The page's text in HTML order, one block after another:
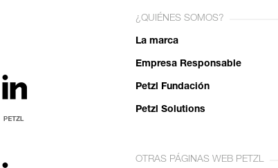
¿QUIÉNES SOMOS?
La marca
Empresa Responsable
Petzl Fundación
Petzl Solutions
OTRAS PÁGINAS WEB PETZL